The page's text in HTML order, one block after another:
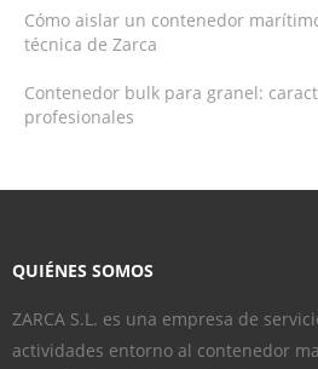
Cómo aislar un contenedor
técnica de Zarca
Contenedor bulk para granel:
profesionales
QUIÉNES SOMOS
ZARCA S.L. es una empresa de
actividades entorno al contenedor